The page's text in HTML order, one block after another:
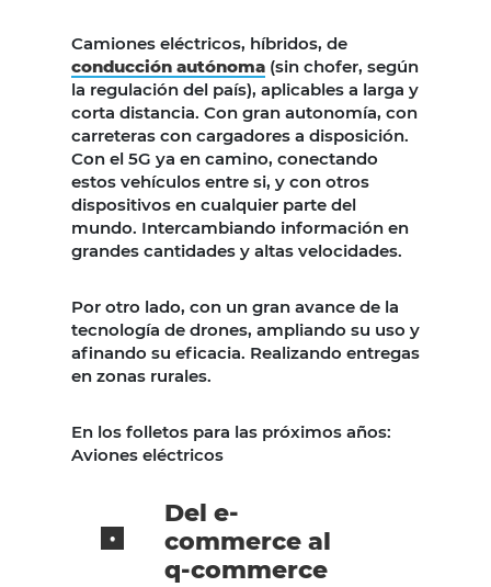
Camiones eléctricos, híbridos, de
conducción autónoma (sin chofer, según
la regulación del país), aplicables a larga y
corta distancia. Con gran autonomía, con
carreteras con cargadores a disposición.
Con el 5G ya en camino, conectando
estos vehículos entre si, y con otros
dispositivos en cualquier parte del
mundo. Intercambiando información en
grandes cantidades y altas velocidades.
Por otro lado, con un gran avance de la
tecnología de drones, ampliando su uso y
afinando su eficacia. Realizando entregas
en zonas rurales.
En los folletos para las próximos años:
Aviones eléctricos
Del e-
commerce al
q-commerce